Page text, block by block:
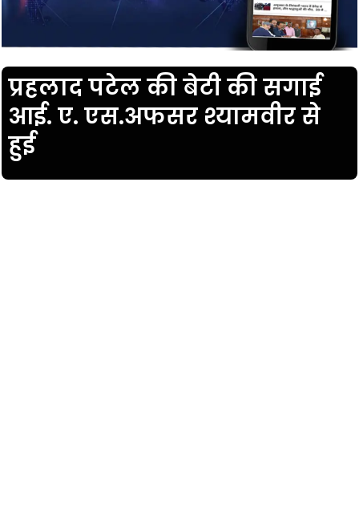
प्रहलाद पटेल की बेटी की सगाई
आई. ए. एस.अफसर श्यामवीर से
हुई